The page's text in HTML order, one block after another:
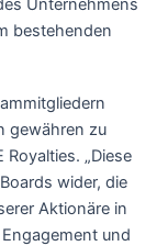
Unternehmens
bestehenden
gewähren zu
Royalties. „Diese
wider, die
Aktionäre in
und